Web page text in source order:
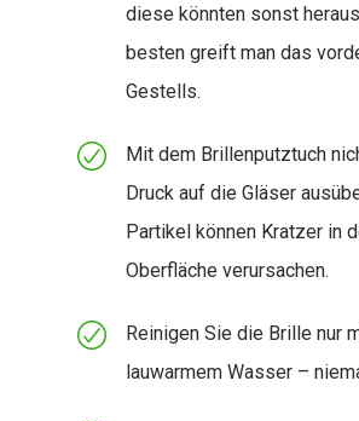
diese könnten sonst
besten greift man das
Gestells.
Mit dem Brillenputztuch
Druck auf die Gläser
Partikel können Kratzer in
Oberfläche verursachen.
Reinigen Sie die Brille nur
lauwarmem Wasser –